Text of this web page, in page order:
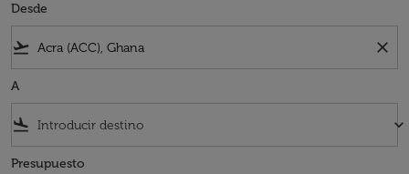
Desde
flight_takeoff close
A
flight_land keyboard_arrow_down
Presupuesto